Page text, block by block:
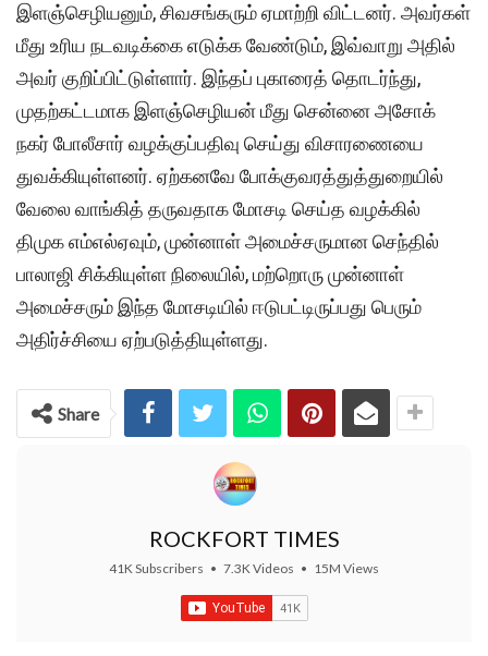
இளஞ்செழியனும், சிவசங்கரும் ஏமாற்றி விட்டனர். அவர்கள்
மீது உரிய நடவடிக்கை எடுக்க வேண்டும், இவ்வாறு அதில்
அவர் குறிப்பிட்டுள்ளார். இந்தப் புகாரைத் தொடர்ந்து,
முதற்கட்டமாக இளஞ்செழியன் மீது சென்னை அசோக்
நகர் போலீசார் வழக்குப்பதிவு செய்து விசாரணையை
துவக்கியுள்ளனர். ஏற்கனவே போக்குவரத்துத்துறையில்
வேலை வாங்கித் தருவதாக மோசடி செய்த வழக்கில்
திமுக எம்எல்ஏவும், முன்னாள் அமைச்சருமான செந்தில்
பாலாஜி சிக்கியுள்ள நிலையில், மற்றொரு முன்னாள்
அமைச்சரும் இந்த மோசடியில் ஈடுபட்டிருப்பது பெரும்
அதிர்ச்சியை ஏற்படுத்தியுள்ளது.
Share
ROCKFORT TIMES
41K Subscribers • 7.3K Videos • 15M Views